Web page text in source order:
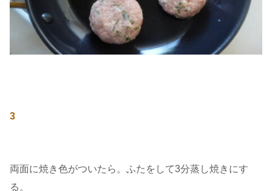
3
両面に焼き色がついたら。ふたをして3分蒸し焼きにす
る。